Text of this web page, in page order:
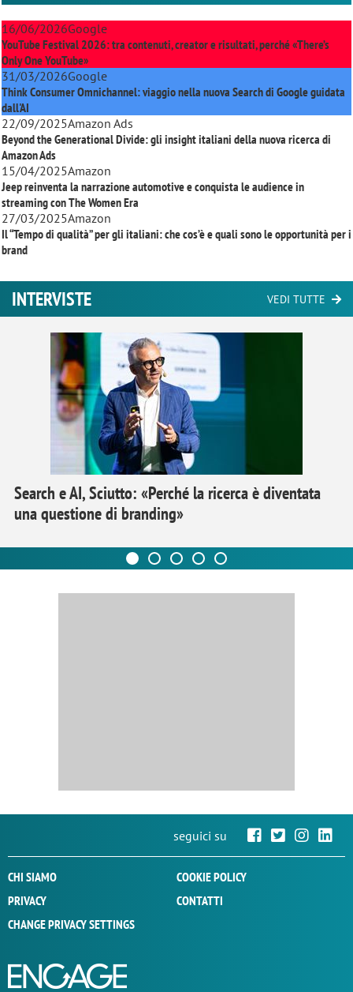
16/06/2026Google
YouTube Festival 2026: tra contenuti, creator e risultati, perché «There’s
Only One YouTube»
31/03/2026Google
Think Consumer Omnichannel: viaggio nella nuova Search di Google guidata
dall'AI
22/09/2025Amazon Ads
Beyond the Generational Divide: gli insight italiani della nuova ricerca di
Amazon Ads
15/04/2025Amazon
Jeep reinventa la narrazione automotive e conquista le audience in
streaming conThe Women Era
27/03/2025Amazon
Il “Tempo di qualità” per gli italiani: che cos’è e quali sono le opportunità per i
brand
INTERVISTE VEDI TUTTE
Search e AI, Sciutto: «Perché la ricerca è diventata
una questione di branding»
seguici su
CHI SIAMO
COOKIE POLICY
PRIVACY
CONTATTI
CHANGE PRIVACY SETTINGS